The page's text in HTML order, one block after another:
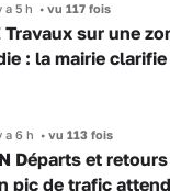
a 5 h •vu 117 fois
Travaux sur une
: la mairie
a 6 h •vu 113 fois
Départs et
pic de trafic